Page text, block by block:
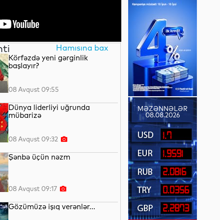
Hamısına bax
Körfəzdə yeni gərginlik
başlayır?
08 Avqust 09:55
Dünya liderliyi uğrunda
mübarizə
08 Avqust 09:32
Şənbə üçün nəzm
08 Avqust 09:17
Gözümüzə işıq verənlər...
MƏZƏNNƏLƏR
08.08.2026
1.7
1.9591
2.0816
0.0356
2.2873